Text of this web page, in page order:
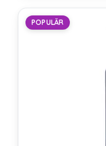
POPULÄR